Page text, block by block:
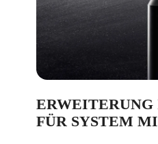
FÜR SYSTEM